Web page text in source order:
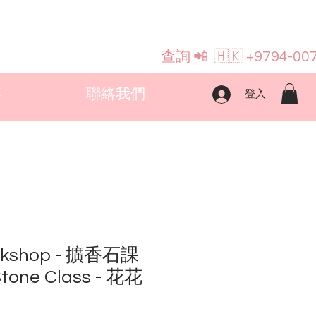
查詢 📲 🇭🇰 +9794-
聯絡我們 登入
- 擴香石課
Class - 花花